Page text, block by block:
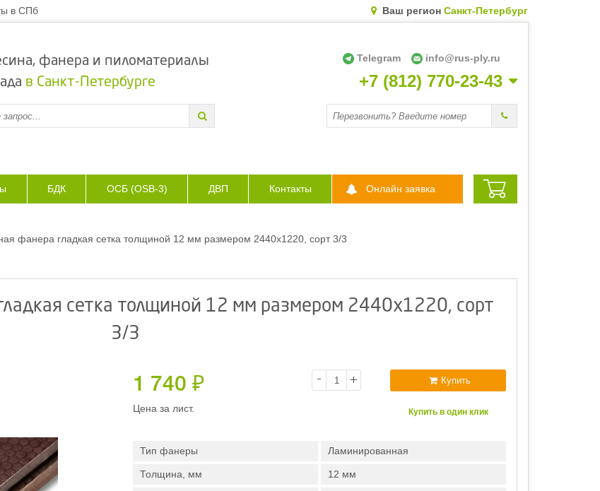
в СПб Ваш регион Санкт-Петербург
фанера и пиломатериалы
в Санкт-Петербурге
Telegram info@rus-ply.ru
+7 (812) 770-23-43
БДК ОСБ (OSB-3) ДВП Контакты Онлайн заявка
фанера гладкая сетка толщиной 12 мм размером 2440х1220, сорт 3/3
сетка толщиной 12 мм размером 2440х1220, сорт
3/3
1 740 ₽
Цена за лист.
- + Купить
Купить в один клик
Тип фанеры Ламинированная
Толщина, мм 12 мм